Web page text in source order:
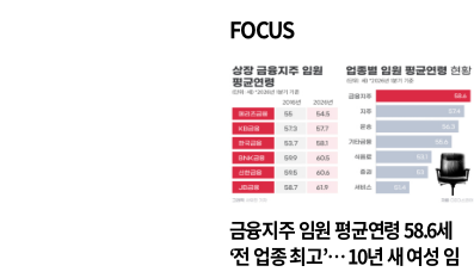
FOCUS
금융지주 임원 평균연령 58.6세
‘전 업종 최고’… 10년 새 여성 임